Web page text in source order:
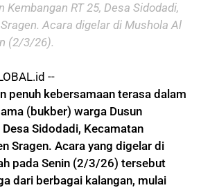
Kembangan RT 25, Desa Sidodadi,
Acara digelar di Mushola Al
(2/3/26).
--
penuh kebersamaan terasa dalam
(bukber) warga Dusun
Sidodadi, Kecamatan
Sragen. Acara yang digelar di
pada Senin (2/3/26) tersebut
dari berbagai kalangan, mulai